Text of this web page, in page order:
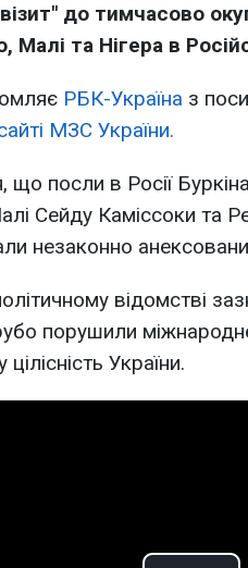
до тимчасово
Малі та Нігера в
РБК-Україна з
МЗС України.
що посли в Росії
Сейду Каміссоки та
незаконно
відомстві
порушили
України.